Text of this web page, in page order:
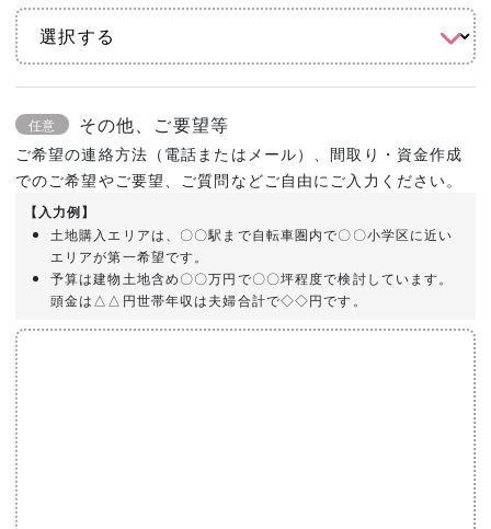
任意 その他、ご要望等
ご希望の連絡方法（電話またはメール）、間取り・資金作成
でのご希望やご要望、ご質問などご自由にご入力ください。
【入力例】
土地購入エリアは、〇〇駅まで自転車圏内で〇〇小学区に近い
エリアが第一希望です。
予算は建物土地含め〇〇万円で〇〇坪程度で検討しています。
頭金は△△円世帯年収は夫婦合計で◇◇円です。